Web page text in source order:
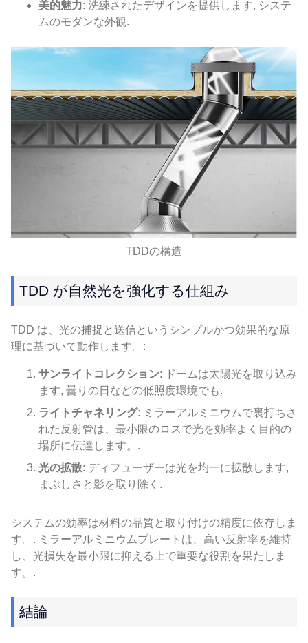
美的魅力: 洗練されたデザインを提供します, システ
ムのモダンな外観.
TDDの構造
TDD が自然光を強化する仕組み
TDD は、光の捕捉と送信というシンプルかつ効果的な原
理に基づいて動作します。:
サンライトコレクション: ドームは太陽光を取り込み
ます, 曇りの日などの低照度環境でも.
ライトチャネリング: ミラーアルミニウムで裏打ちさ
れた反射管は、最小限のロスで光を効率よく目的の
場所に伝達します。.
光の拡散: ディフューザーは光を均一に拡散します,
まぶしさと影を取り除く.
システムの効率は材料の品質と取り付けの精度に依存しま
す。. ミラーアルミニウムプレートは、高い反射率を維持
し、光損失を最小限に抑える上で重要な役割を果たしま
す。.
結論